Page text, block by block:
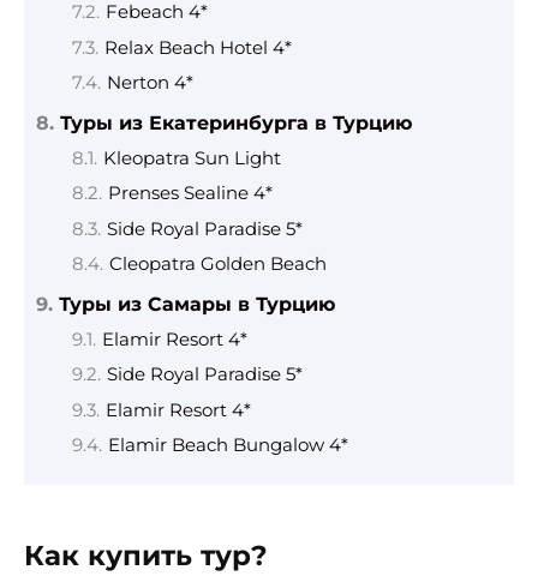
Febeach 4*
Relax Beach Hotel 4*
Nerton 4*
Туры из Екатеринбурга в Турцию
Kleopatra Sun Light
Prenses Sealine 4*
Side Royal Paradise 5*
Cleopatra Golden Beach
Туры из Самары в Турцию
Elamir Resort 4*
Side Royal Paradise 5*
Elamir Resort 4*
Elamir Beach Bungalow 4*
Как купить тур?